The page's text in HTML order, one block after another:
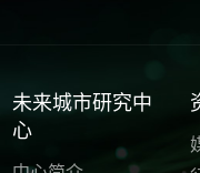
未来城市研究中
心